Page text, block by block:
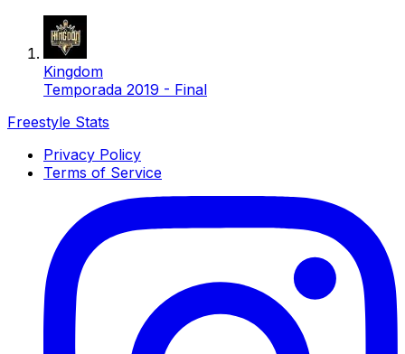
Kingdom
Temporada 2019 - Final
Freestyle Stats
Privacy Policy
Terms of Service